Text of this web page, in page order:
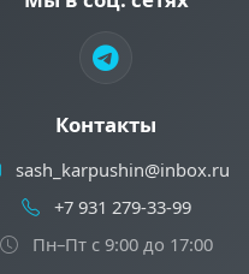
Контакты
sash_karpushin@inbox.ru
+7 931 279-33-99
Пн–Пт с 9:00 до 17:00